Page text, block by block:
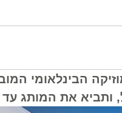
הבינלאומי
את המותג עד